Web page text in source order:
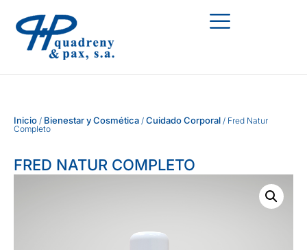
Inicio / Bienestar y Cosmética / Cuidado Corporal / Fred Natur
Completo
FRED NATUR COMPLETO